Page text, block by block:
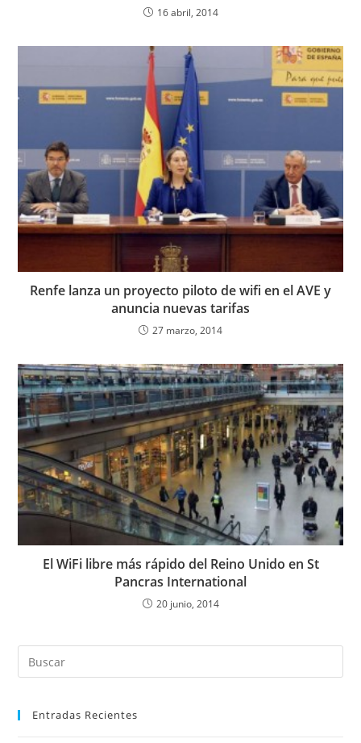
16 abril, 2014
Renfe lanza un proyecto piloto de wifi en el AVE y
anuncia nuevas tarifas
27 marzo, 2014
El WiFi libre más rápido del Reino Unido en St
Pancras International
20 junio, 2014
Entradas Recientes